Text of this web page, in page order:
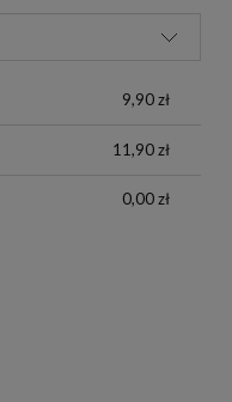
9,90 zł
11,90 zł
0,00 zł